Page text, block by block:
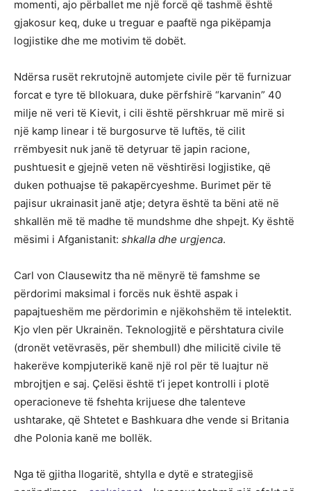
momenti, ajo përballet me një forcë që tashmë është
gjakosur keq, duke u treguar e paaftë nga pikëpamja
logjistike dhe me motivim të dobët.
Ndërsa rusët rekrutojnë automjete civile për të furnizuar
forcat e tyre të bllokuara, duke përfshirë “karvanin” 40
milje në veri të Kievit, i cili është përshkruar më mirë si
një kamp linear i të burgosurve të luftës, të cilit
rrëmbyesit nuk janë të detyruar të japin racione,
pushtuesit e gjejnë veten në vështirësi logjistike, që
duken pothuajse të pakapërcyeshme. Burimet për të
pajisur ukrainasit janë atje; detyra është ta bëni atë në
shkallën më të madhe të mundshme dhe shpejt. Ky është
mësimi i Afganistanit: shkalla dhe urgjenca.
Carl von Clausewitz tha në mënyrë të famshme se
përdorimi maksimal i forcës nuk është aspak i
papajtueshëm me përdorimin e njëkohshëm të intelektit.
Kjo vlen për Ukrainën. Teknologjitë e përshtatura civile
(dronët vetëvrasës, për shembull) dhe milicitë civile të
hakerëve kompjuterikë kanë një rol për të luajtur në
mbrojtjen e saj. Çelësi është t’i jepet kontrolli i plotë
operacioneve të fshehta krijuese dhe talenteve
ushtarake, që Shtetet e Bashkuara dhe vende si Britania
dhe Polonia kanë me bollëk.
Nga të gjitha llogaritë, shtylla e dytë e strategjisë